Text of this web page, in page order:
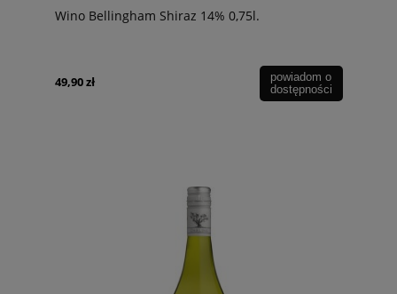
Wino Bellingham Shiraz 14% 0,75l.
49,90 zł
powiadom o
dostępności